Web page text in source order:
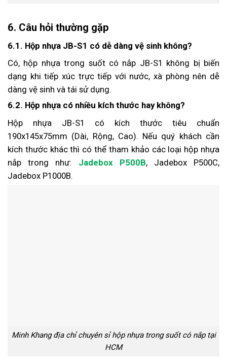
6. Câu hỏi thường gặp
6.1. Hộp nhựa JB-S1 có dễ dàng vệ sinh không?
Có, hộp nhựa trong suốt có nắp JB-S1 không bị biến
dạng khi tiếp xúc trực tiếp với nước, xà phòng nên dễ
dàng vệ sinh và tái sử dụng.
6.2. Hộp nhựa có nhiều kích thước hay không?
Hộp nhựa JB-S1 có kích thước tiêu chuẩn
190x145x75mm (Dài, Rộng, Cao). Nếu quý khách cần
kích thước khác thì có thể tham khảo các loại hộp nhựa
nắp trong như: Jadebox P500B, Jadebox P500C,
Jadebox P1000B.
Minh Khang địa chỉ chuyên sỉ hộp nhựa trong suốt có nắp tại
HCM